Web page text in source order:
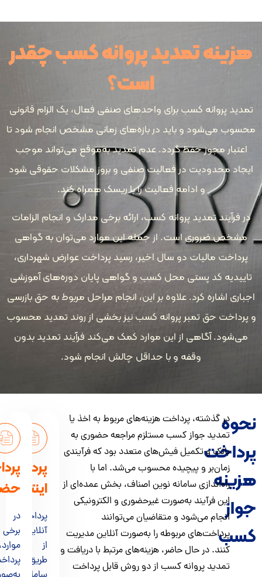
تمدید پروانه کسب چقدر
است؟
پروانه کسب برای واحدهای صنفی فعال، یک الزام قانونی
می‌شود و باید در بازه‌های زمانی مشخص انجام شود تا
مجوز حفظ گردد. عدم تمدید به‌موقع می‌تواند موجب
محدودیت در فعالیت صنفی و بروز مشکلات حقوقی شود
و ادامه فعالیت را با ریسک همراه کند.
تمدید پروانه کسب، ارائه برخی مدارک و انجام الزامات
ضروری است. از جمله این موارد می‌توان به گواهی
مالیات دو سال اخیر، رسید پرداخت عوارض شهرداری،
کد پستی محل کسب و گواهی پایان دوره‌های آموزشی
اشاره کرد. علاوه بر این، انجام مراحل مربوط به حق بازرسی
حق تمبر پروانه کسب نیز بخشی از روند تمدید محسوب
آگاهی از این موارد کمک می‌کند فرآیند تمدید بدون
وقفه و با حداقل چالش انجام شود.
در گذشته، پرداخت هزینه‌های مربوط به اخذ یا
تمدید جواز کسب مستلزم مراجعه حضوری به
بانک و تکمیل فیش‌های متعدد بود که فرآیندی
زمان‌بر و پیچیده محسوب می‌شد. اما با
راه‌اندازی سامانه نوین اصناف، بخش عمده‌ای از
این فرآیند به‌صورت غیرحضوری و الکترونیکی
انجام می‌شود و متقاضیان می‌توانند
پرداخت‌های مربوطه را به‌صورت آنلاین مدیریت
کنند. در حال حاضر، هزینه‌های مرتبط با دریافت و
تمدید پروانه کسب از دو روش قابل پرداخت
پرداخت
اینترنتی
پرداخت
آنلاین
از
پرداخت
حضوری
در
برخی
موارد،
پرداخت